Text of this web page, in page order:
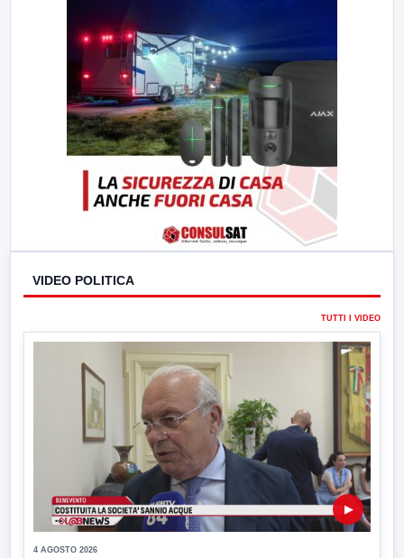
VIDEO POLITICA
TUTTI I VIDEO
▶
4 AGOSTO 2026